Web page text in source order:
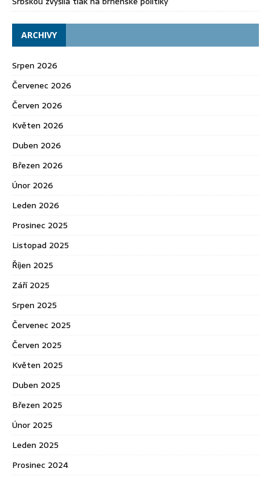
ARCHIVY
Srpen 2026
Červenec 2026
Červen 2026
Květen 2026
Duben 2026
Březen 2026
Únor 2026
Leden 2026
Prosinec 2025
Listopad 2025
Říjen 2025
Září 2025
Srpen 2025
Červenec 2025
Červen 2025
Květen 2025
Duben 2025
Březen 2025
Únor 2025
Leden 2025
Prosinec 2024